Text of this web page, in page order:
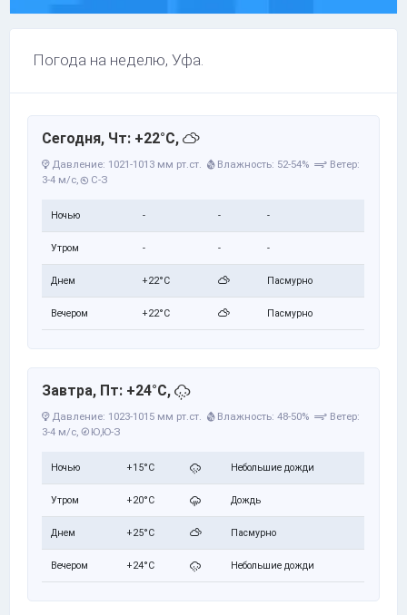
Погода на неделю, Уфа.
Сегодня, Чт: +22°C,
Давление: 1021-1013 мм рт.ст. Влажность: 52-54%
Ветер:
3-4 м/с,
С-З
Ночью - - -
Утром - - -
Днем +22°C Пасмурно
Вечером +22°C Пасмурно
Завтра, Пт: +24°C,
Давление: 1023-1015 мм рт.ст. Влажность: 48-50%
Ветер:
3-4 м/с, Ю,Ю-З
Ночью +15°C Небольшие дожди
Утром +20°C Дождь
Днем +25°C Пасмурно
Вечером +24°C Небольшие дожди